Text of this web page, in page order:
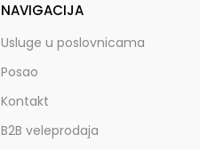
NAVIGACIJA
Usluge u poslovnicama
Posao
Kontakt
B2B veleprodaja